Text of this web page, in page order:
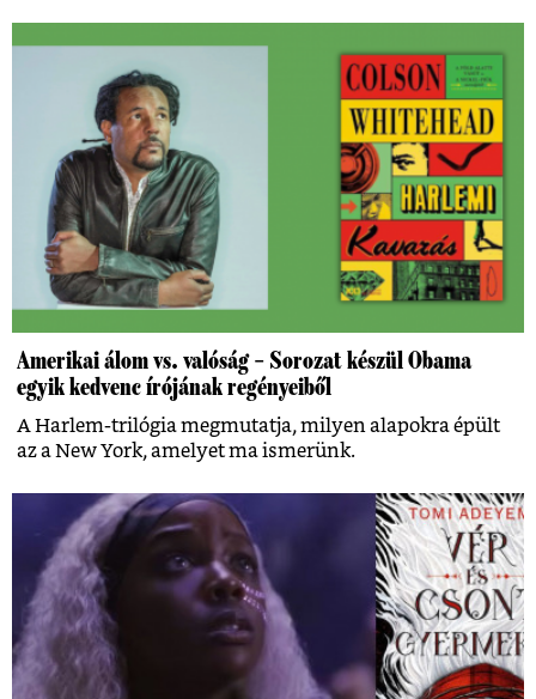
Amerikai álom vs. valóság – Sorozat készül Obama
egyik kedvenc írójának regényeiből
A Harlem-trilógia megmutatja, milyen alapokra épült
az a New York, amelyet ma ismerünk.